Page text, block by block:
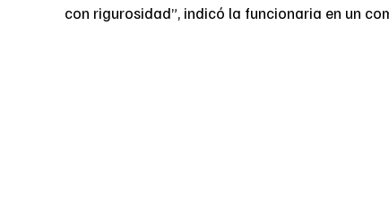
con rigurosidad”, indicó la funcionaria en un